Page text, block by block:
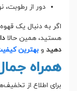
دور از
اگر به دنبال یک
هستید، همین حالا
دهید و بهترین
همراه
برای اطلاع از